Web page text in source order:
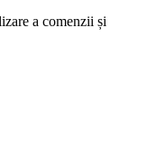
a comenzii și